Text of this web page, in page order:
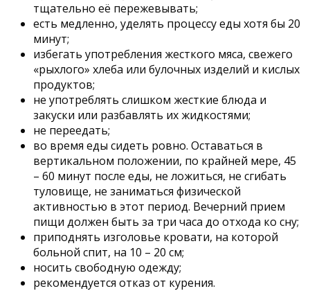
тщательно её пережевывать;
есть медленно, уделять процессу еды хотя бы 20
минут;
избегать употребления жесткого мяса, свежего
«рыхлого» хлеба или булочных изделий и кислых
продуктов;
не употреблять слишком жесткие блюда и
закуски или разбавлять их жидкостями;
не переедать;
во время еды сидеть ровно. Оставаться в
вертикальном положении, по крайней мере, 45
– 60 минут после еды, не ложиться, не сгибать
туловище, не заниматься физической
активностью в этот период. Вечерний прием
пищи должен быть за три часа до отхода ко сну;
приподнять изголовье кровати, на которой
больной спит, на 10 – 20 см;
носить свободную одежду;
рекомендуется отказ от курения.